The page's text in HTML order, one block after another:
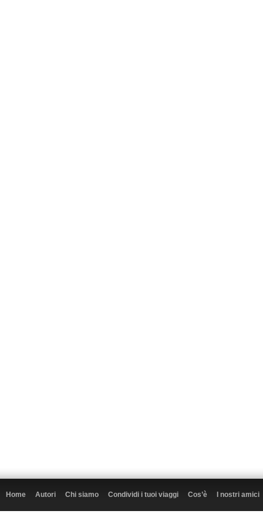
Home Autori Chi siamo Condividi i tuoi viaggi Cos’è I nostri amici